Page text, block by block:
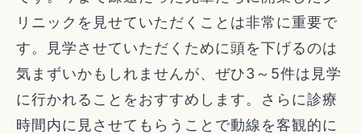
リニックを見せていただくことは非常に重要で
す。見学させていただくために頭を下げるのは
気まずいかもしれませんが、ぜひ3～5件は見学
に行かれることをおすすめします。さらに診療
時間内に見させてもらうことで動線を客観的に